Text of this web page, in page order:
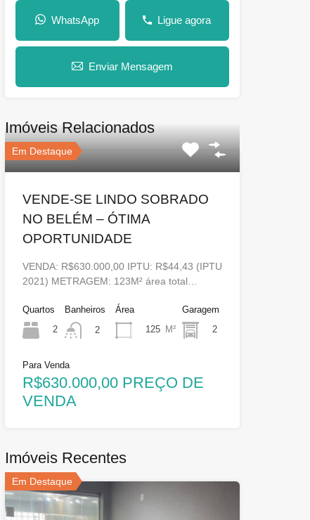
WhatsApp Ligue agora
Enviar Mensagem
Imóveis Relacionados
Em Destaque
VENDE-SE LINDO SOBRADO
NO BELÉM – ÓTIMA
OPORTUNIDADE
VENDA: R$630.000,00 IPTU: R$44,43 (IPTU
2021) METRAGEM: 123M² área total…
Quartos
2
Banheiros
2
Área
125
M²
Garagem
2
Para Venda
R$630.000,00 PREÇO DE
VENDA
Imóveis Recentes
Em Destaque